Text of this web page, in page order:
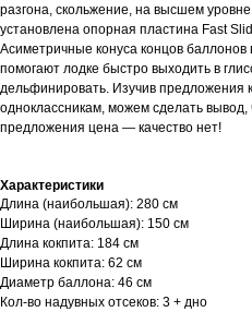
разгона, скольжение, на высшем
установлена опорная пластина Fast
Асиметричные конуса концов
помогают лодке быстро выходить в
дельфинировать. Изучив предложения
одноклассникам, можем сделать вывод,
предложения цена — качество нет!
Характеристики
Длина (наибольшая): 280 см
Ширина (наибольшая): 150 см
Длина кокпита: 184 см
Ширина кокпита: 62 см
Диаметр баллона: 46 см
Кол-во надувных отсеков: 3 + дно